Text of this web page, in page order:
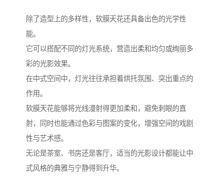
除了造型上的多样性，软膜天花还具备出色的光学性
能。
它可以搭配不同的灯光系统，营造出柔和均匀或绚丽多
彩的光影效果。
在中式空间中，灯光往往承担着烘托氛围、突出重点的
作用。
软膜天花能够将光线漫射得更加柔和，避免刺眼的直
射，同时也能通过色彩与图案的变化，增强空间的戏剧
性与艺术感。
无论是茶室、书房还是客厅，适当的光影设计都能让中
式风格的典雅与宁静得到升华。